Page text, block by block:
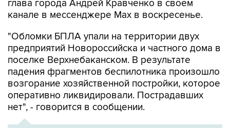
"Обломки БПЛА упали на территории двух
поселке Верхнебаканском. В результате
падения фрагментов беспилотника произошло
возгорание хозяйственной постройки, которое
оперативно ликвидировали. Пострадавших
нет", - говорится в сообщении.
ХРОНИКА